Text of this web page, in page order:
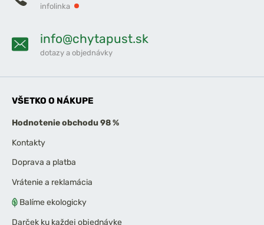
infolinka
info@chytapust.sk
dotazy a objednávky
VŠETKO O NÁKUPE
Hodnotenie obchodu 98 %
Kontakty
Doprava a platba
Vrátenie a reklamácia
Balíme ekologicky
Darček ku každej objednávke